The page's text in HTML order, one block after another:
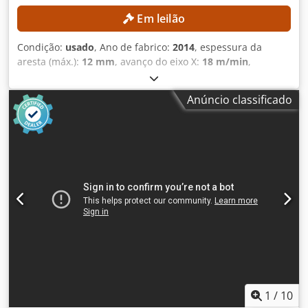
máquina. Dados técnicos: Espessura da fita de borda: 0,4 –
12 mm Ferramenta de corte: máx. 3,0 x 45 mm ou 0,8 x 65
mm Espessura da peça: 8 – 60 mm Velocidade de avanço:
11 – 16 m/min (veja abaixo) Ao selecionar fitas de borda
com espessura superior a 3 mm, a velocidade de avanço é
automaticamente ajustada para 14 m/min. Ao selecionar
fresas de contorno, a velocidade de avanço é
automaticamente ajustada para 11 m/min. Conexão
elétrica: 400 V, trifásico, 50 Hz Conexão de ar comprimido:
burbagemaskin.se
Em leilão
Condição: usado, Ano de fabrico: 2014, espessura da
aresta (máx.): 12 mm, avanço do eixo X: 18 m/min,
DETALHES TÉCNICOS Dimensões da peça de trabalho
Altura mínima da placa: 10 mm Altura máxima da placa: 60
mm Largura mínima da placa: 70 mm Espessura mínima
da borda: 0,4 mm Espessura máxima da borda: 12 mm
Velocidade máxima de avanço: 18 m/min Avanço e guia
Potência do motor: 2,2 kW Colagem de bordas
Crsdpfxjzmtivo Ac Uef Magazém de roletes para bordas
Reservatório de cola para adesivo termofusível EVA Pré-
bordas: 7 Conjunto de aplicação de cantos Número de
Anúncio classificado
1 / 10